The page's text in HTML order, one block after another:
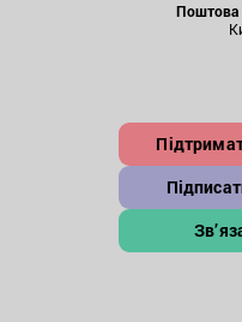
Поштова